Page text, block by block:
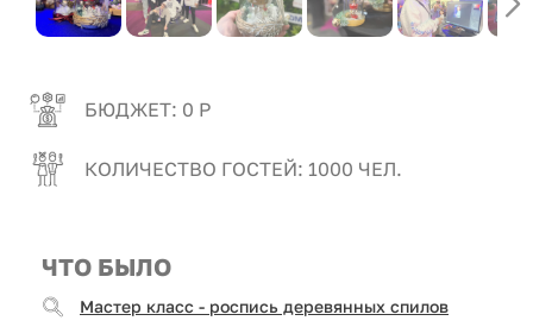
БЮДЖЕТ: 0 Р
КОЛИЧЕСТВО ГОСТЕЙ: 1000 ЧЕЛ.
ЧТО БЫЛО
Мастер класс - роспись деревянных спилов